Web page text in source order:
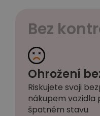
Bez
Ohrožení
Riskujete svoji
nákupem vozidla
špatném stavu